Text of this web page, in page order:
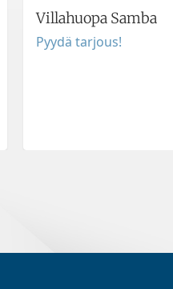
Villahuopa Samba
Pyydä tarjous!